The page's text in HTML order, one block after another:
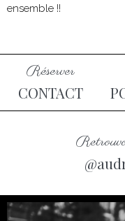
ensemble !!
Réserver
CONTACT